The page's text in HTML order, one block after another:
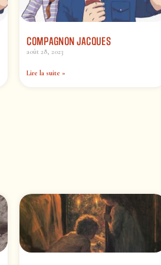
COMPAGNON JACQUES
août 28, 2023
Lire la suite »